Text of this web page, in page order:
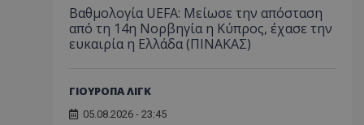
Βαθμολογία UEFA: Μείωσε την απόσταση
από τη 14η Νορβηγία η Κύπρος, έχασε την
ευκαιρία η Ελλάδα (ΠΙΝΑΚΑΣ)
ΓΙΟΥΡΟΠΑ ΛΙΓΚ
05.08.2026 - 23:45